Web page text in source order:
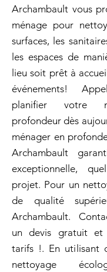
Archambault vous
ménage pour
surfaces, les
les espaces de
lieu soit prêt à
événements!
planifier votre
profondeur dès
ménager en
Archambault
exceptionnelle,
projet. Pour un
de qualité
Archambault.
un devis gratuit et
tarifs !. En utilisant
nettoyage